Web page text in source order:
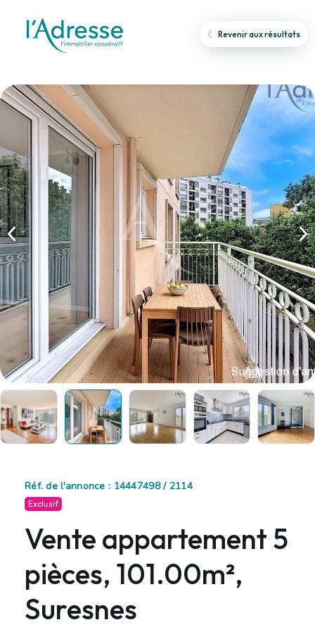
Revenir aux résultats
Réf. de l'annonce : 14447498 / 2114
Exclusif
Vente appartement 5
pièces, 101.00m²,
Suresnes